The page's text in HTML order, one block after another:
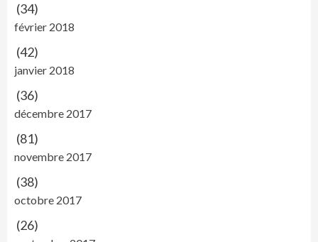
(34)
février 2018
(42)
janvier 2018
(36)
décembre 2017
(81)
novembre 2017
(38)
octobre 2017
(26)